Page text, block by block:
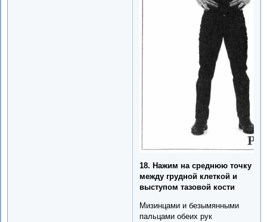
18. Нажим на среднюю точку
между грудной клеткой и
выступом тазовой кости
Мизинцами и безымянными
пальцами обеих рук